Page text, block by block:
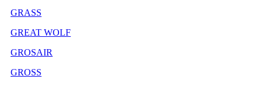
GRASS
GREAT WOLF
GROSAIR
GROSS